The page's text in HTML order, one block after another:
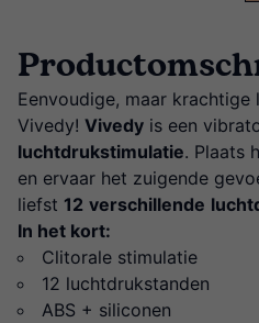
Eenvoudige, maar
Vivedy! Vivedy is een
luchtdrukstimulatie. Plaats
en ervaar het zuigende
liefst 12 verschillende
In het kort:
Clitorale stimulatie
12 luchtdrukstanden
ABS + siliconen